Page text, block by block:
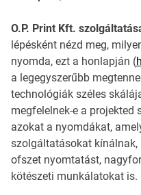
O.P. Print Kft.
lépésként nézd meg,
nyomda, ezt a honlapján (
a legegyszerűbb
technológiák széles
megfelelnek-e a projekted
azokat a nyomdákat,
szolgáltatásokat
ofszet nyomtatást,
kötészeti munkálatokat is.